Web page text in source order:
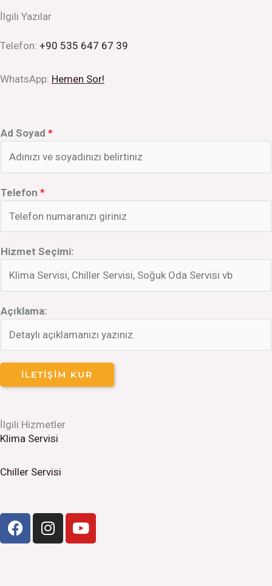
İlgili Yazılar
Telefon: +90 535 647 67 39
WhatsApp: Hemen Sor!
Ad Soyad *
Telefon *
Hizmet Seçimi:
Açıklama:
İLETIŞIM KUR
İlgili Hizmetler
Klima Servisi
Chiller Servisi
F
a
I
n
Y
o